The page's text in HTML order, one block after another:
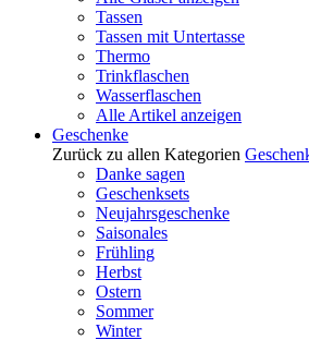
Tassen
Tassen mit Untertasse
Thermo
Trinkflaschen
Wasserflaschen
Alle Artikel anzeigen
Geschenke
Zurück zu allen Kategorien
Danke sagen
Geschenksets
Neujahrsgeschenke
Saisonales
Frühling
Herbst
Ostern
Sommer
Winter